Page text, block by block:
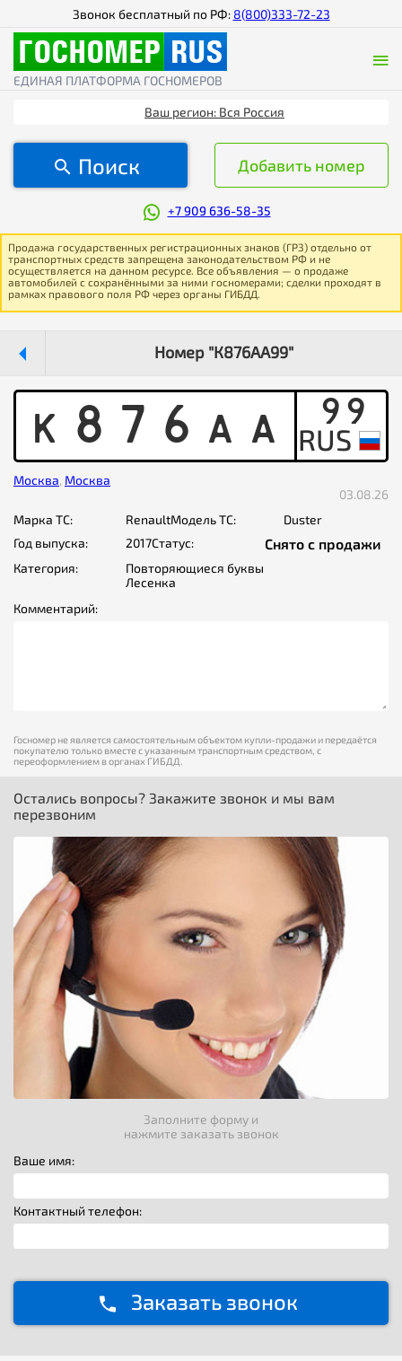
Звонок бесплатный по РФ: 8(800)333-72-23
ЕДИНАЯ ПЛАТФОРМА ГОСНОМЕРОВ
Ваш регион: Вся Россия
Поиск Добавить номер
+7 909 636-58-35
Продажа государственных регистрационных знаков (ГРЗ) отдельно от
транспортных средств запрещена законодательством РФ и не
осуществляется на данном ресурсе. Все объявления — о продаже
автомобилей с сохранёнными за ними госномерами; сделки проходят в
рамках правового поля РФ через органы ГИБДД.
Номер "К876АА99"
K 8 7 6 A A 99
Москва, Москва
03.08.26
Марка ТС:
RenaultМодель ТС:
Duster
Год выпуска:
2017Статус: Снято с продажи
Категория:
Повторяющиеся буквы
Лесенка
Комментарий:
Госномер не является самостоятельным объектом купли-продажи и передаётся
покупателю только вместе с указанным транспортным средством, с
переоформлением в органах ГИБДД.
Остались вопросы? Закажите звонок и мы вам
перезвоним
Заполните форму и
нажмите заказать звонок
Ваше имя:
Контактный телефон:
Заказать звонок